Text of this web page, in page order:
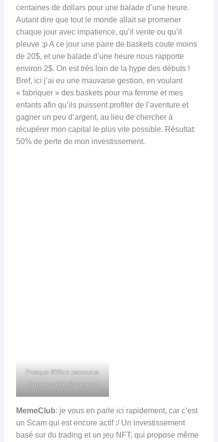
centaines de dollars pour une balade d’une heure.
Autant dire que tout le monde allait se promener
chaque jour avec impatience, qu’il vente ou qu’il
pleuve :p A ce jour une paire de baskets coute moins
de 20$, et une balade d’une heure nous rapporte
environ 2$. On est très loin de la hype des débuts !
Bref, ici j’ai eu une mauvaise gestion, en voulant
« fabriquer » des baskets pour ma femme et mes
enfants afin qu’ils puissent profiter de l’aventure et
gagner un peu d’argent, au lieu de chercher à
récupérer mon capital le plus vite possible. Résultat:
50% de perte de mon investissement.
Presque 800km parcourus
dans le cadre de ce jeu !
MemeClub: je vous en parle ici rapidement, car c’est
un Scam qui est encore actif :/ Un investissement
basé sur du trading et un jeu NFT, qui propose même